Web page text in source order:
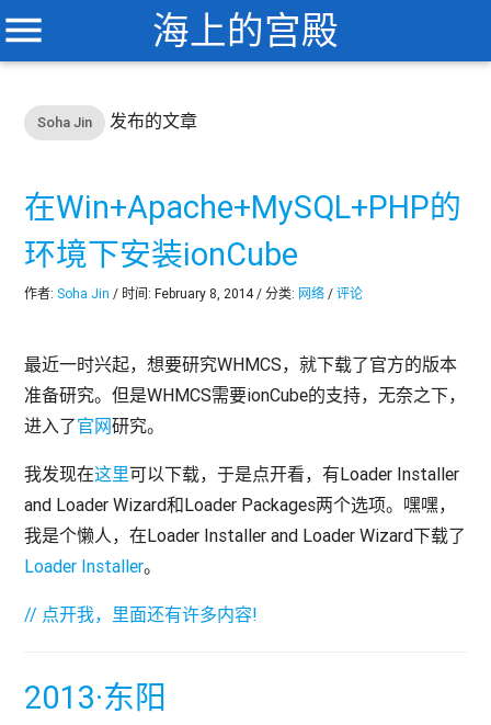
海上的宫殿
menu
Soha Jin 发布的文章
在Win+Apache+MySQL+PHP的
环境下安装ionCube
作者:Soha Jin / 时间: February 8, 2014 / 分类: 网络 /评论
最近一时兴起，想要研究WHMCS，就下载了官方的版本
准备研究。但是WHMCS需要ionCube的支持，无奈之下，
进入了官网研究。
我发现在这里可以下载，于是点开看，有Loader Installer
and Loader Wizard和Loader Packages两个选项。嘿嘿，
我是个懒人，在Loader Installer and Loader Wizard下载了
Loader Installer。
// 点开我，里面还有许多内容!
2013·东阳